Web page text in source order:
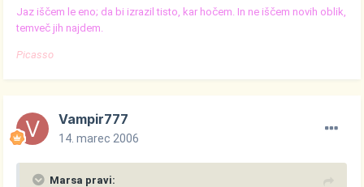
Jaz iščem le eno; da bi izrazil tisto, kar hočem. In ne iščem novih oblik,
temveč jih najdem.
Picasso
Vampir777
14. marec 2006
Marsa pravi: